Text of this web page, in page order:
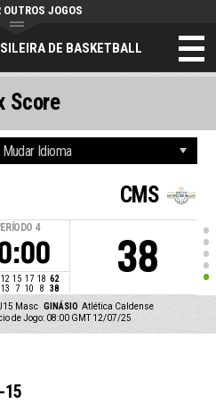
DE BASKETBALL
OUTROS JOGOS
4
12 15 17 18 62
13 7 10 8 38
CMS
38
Masc GINÁSIO Atlética Caldense
de Jogo: 08:00 GMT 12/07/25
Score
15